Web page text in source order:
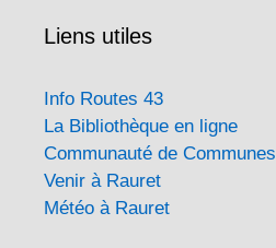
Liens utiles
Info Routes 43
La Bibliothèque en ligne
Communauté de Communes
Venir à Rauret
Météo à Rauret